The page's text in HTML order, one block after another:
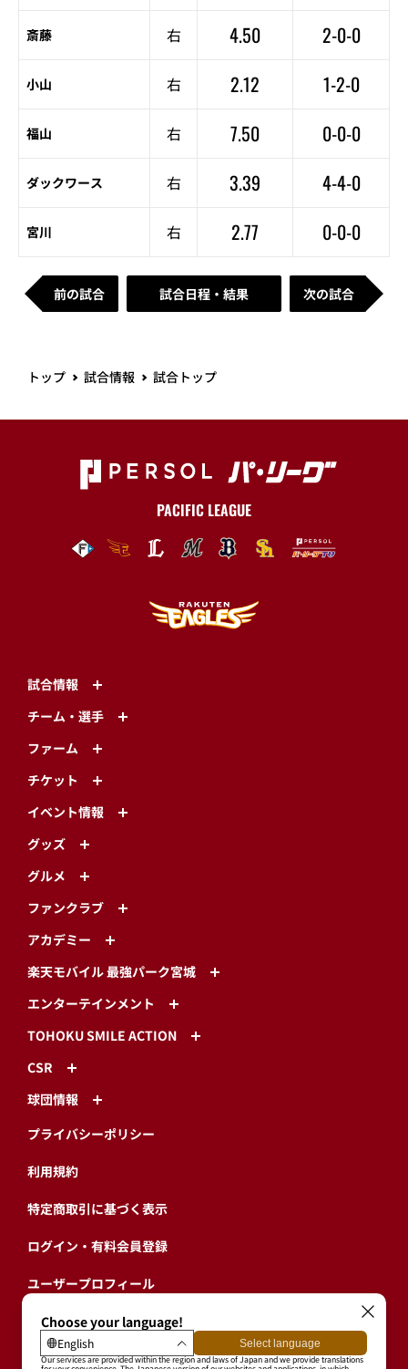
斎藤 右 4.50 2-0-0
小山 右 2.12 1-2-0
福山 右 7.50 0-0-0
ダックワース 右 3.39 4-4-0
宮川 右 2.77 0-0-0
前の試合 試合日程・結果 次の試合
トップ 試合情報 試合トップ
PACIFIC LEAGUE
試合情報
チーム・選手
ファーム
チケット
イベント情報
グッズ
グルメ
ファンクラブ
アカデミー
楽天モバイル 最強パーク宮城
エンターテインメント
TOHOKU SMILE ACTION
CSR
球団情報
プライバシーポリシー
利用規約
特定商取引に基づく表示
ログイン・有料会員登録
ユーザープロフィール
会員情報引継ぎ
退会